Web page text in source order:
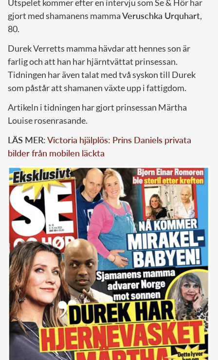
Utspelet kommer efter en intervju som Se & Hör har
gjort med shamanens mammaVeruschka Urquhart,
80.
Durek Verretts mamma hävdar att hennes son är
farlig och att han har hjärntvättat prinsessan.
Tidningen har även talat med två syskon till Durek
som påstår att shamanen växte upp i fattigdom.
Artikeln i tidningen har gjort prinsessan Märtha
Louise rosenrasande.
LÄS MER:Victoria hjälplös: Prins Daniels privata
bilder från mobilen läckta